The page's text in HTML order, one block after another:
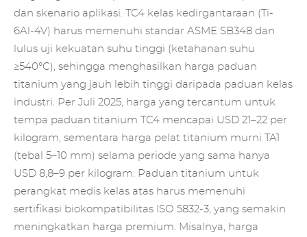
dan skenario aplikasi. TC4 kelas kedirgantaraan (Ti-
6Al-4V) harus memenuhi standar ASME SB348 dan
lulus uji kekuatan suhu tinggi (ketahanan suhu
≥540°C), sehingga menghasilkan harga paduan
titanium yang jauh lebih tinggi daripada paduan kelas
industri. Per Juli 2025, harga yang tercantum untuk
tempa paduan titanium TC4 mencapai USD 21–22 per
kilogram, sementara harga pelat titanium murni TA1
(tebal 5–10 mm) selama periode yang sama hanya
USD 8,8–9 per kilogram. Paduan titanium untuk
perangkat medis kelas atas harus memenuhi
sertifikasi biokompatibilitas ISO 5832-3, yang semakin
meningkatkan harga premium. Misalnya, harga